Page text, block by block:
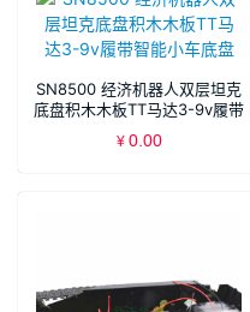
SN8500 经济机器人双层坦克
底盘积木木板TT马达3-9v履带
智能小车底盘
¥ 0.00